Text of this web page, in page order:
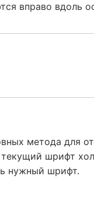
вправо вдоль
метода для
шрифт
нужный шрифт.